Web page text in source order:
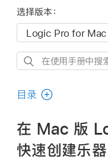
选择版本：
在
用
册
中
搜
目录
在 Mac 版
快速创建乐器